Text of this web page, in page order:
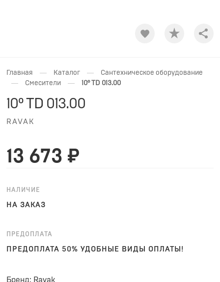
Главная — Каталог — Сантехническое оборудование
— Смесители — 10° TD 013.00
10° TD 013.00
RAVAK
13 673 ₽
НАЛИЧИЕ
НА ЗАКАЗ
ПРЕДОПЛАТА
ПРЕДОПЛАТА 50% УДОБНЫЕ ВИДЫ ОПЛАТЫ!
Бренд: Ravak